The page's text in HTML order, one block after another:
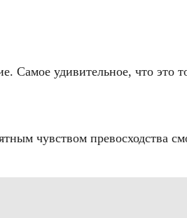
Самое удивительное, что это
чувством превосходства